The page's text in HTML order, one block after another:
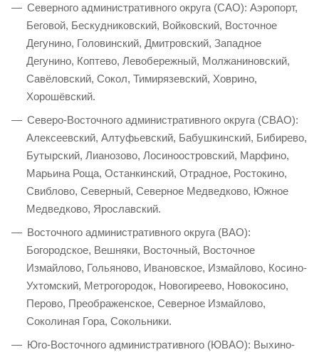
Северного административного округа (САО): Аэропорт,
Беговой, Бескудниковский, Войковский, Восточное
Дегунино, Головинский, Дмитровский, Западное
Дегунино, Коптево, Левобережный, Молжаниновский,
Савёловский, Сокол, Тимирязевский, Ховрино,
Хорошёвский.
Северо-Восточного административного округа (СВАО):
Алексеевский, Алтуфьевский, Бабушкинский, Бибирево,
Бутырский, Лианозово, Лосиноостровский, Марфино,
Марьина Роща, Останкинский, Отрадное, Ростокино,
Свиблово, Северный, Северное Медведково, Южное
Медведково, Ярославский.
Восточного административного округа (ВАО):
Богородское, Вешняки, Восточный, Восточное
Измайлово, Гольяново, Ивановское, Измайлово, Косино-
Ухтомский, Метрогородок, Новогиреево, Новокосино,
Перово, Преображенское, Северное Измайлово,
Соколиная Гора, Сокольники.
Юго-Восточного административного (ЮВАО): Выхино-